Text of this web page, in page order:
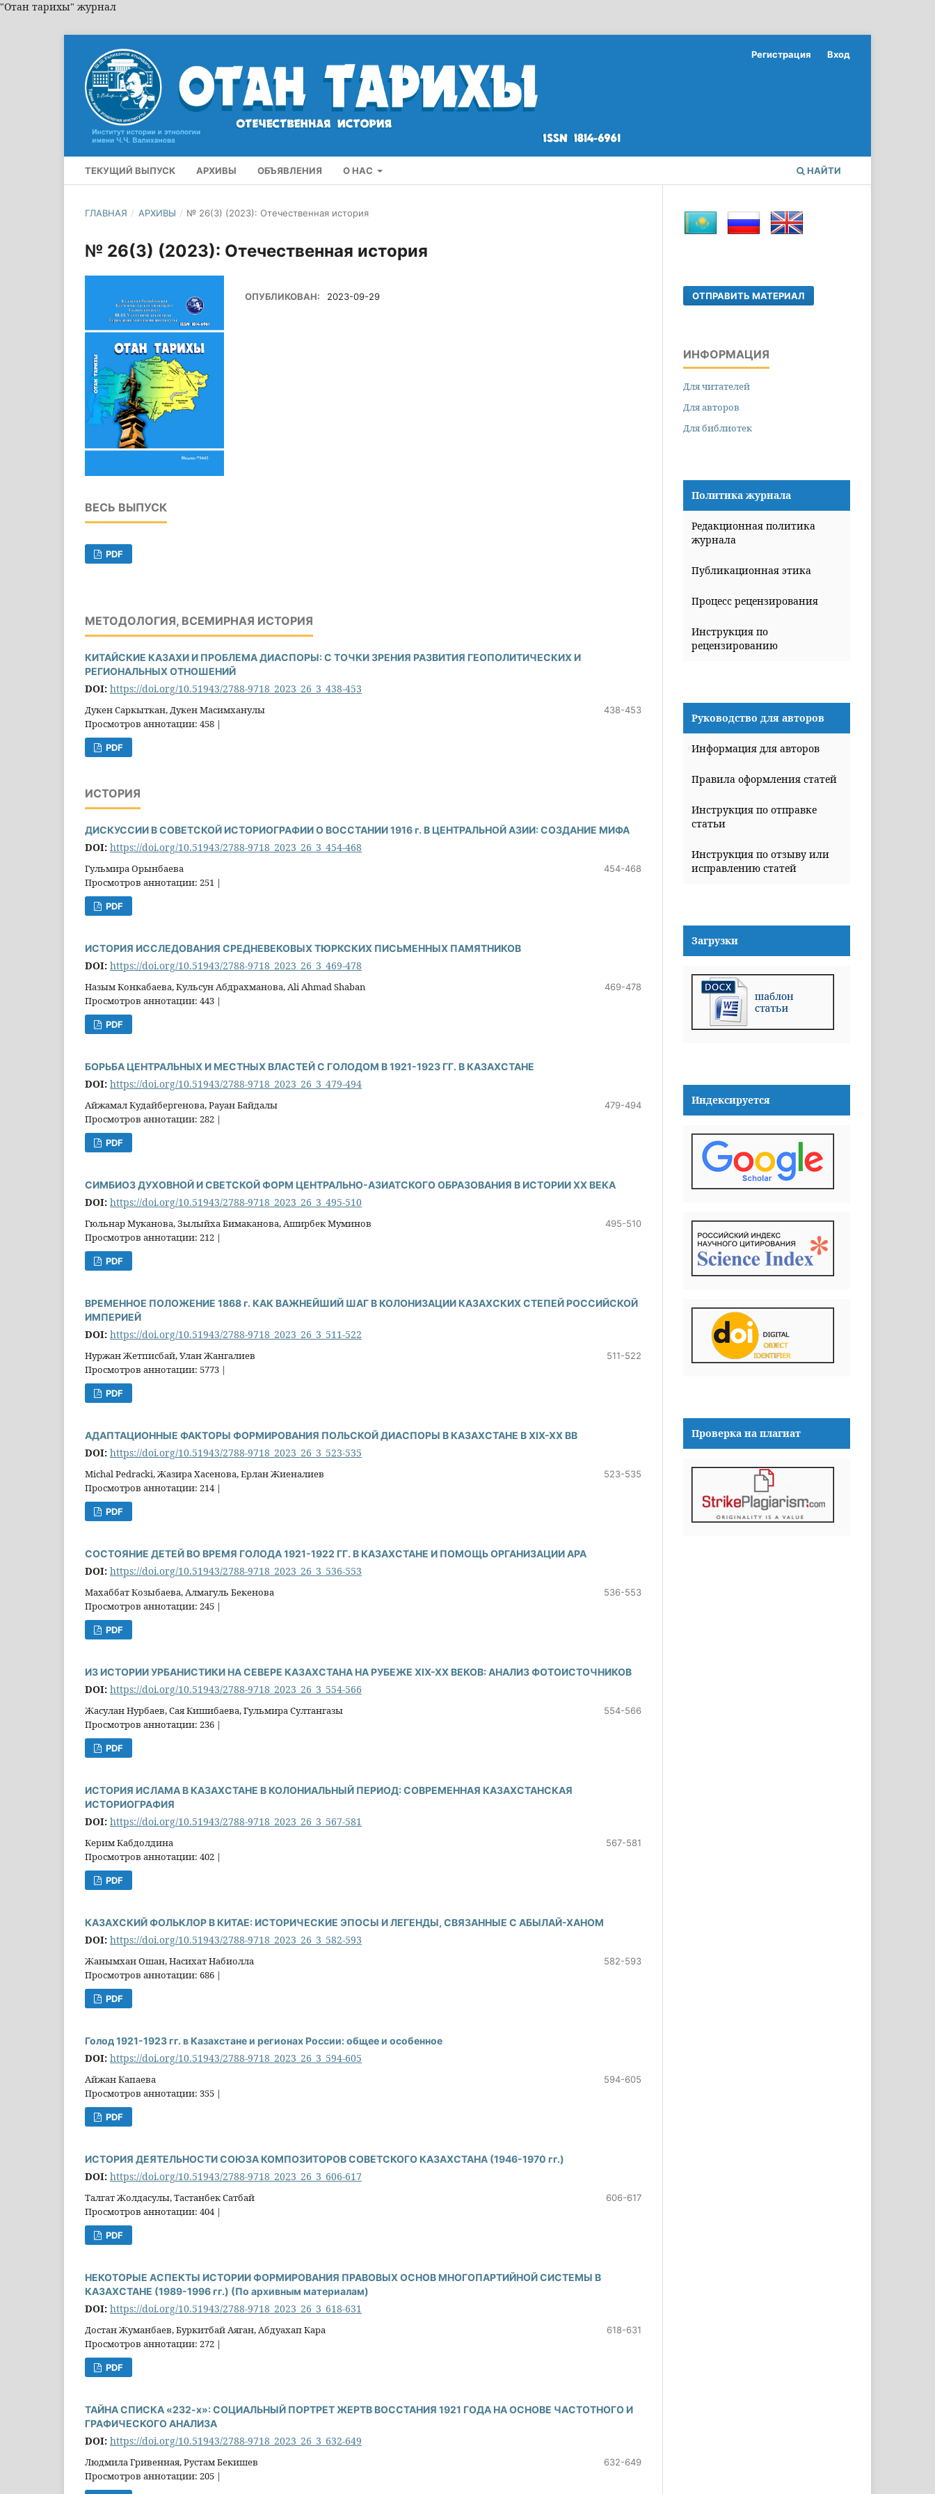
"Отан тарихы" журнал
ТЕКУЩИЙ ВЫПУСК АРХИВЫ ОБЪЯВЛЕНИЯ О НАС НАЙТИ
Регистрация Вход
ГЛАВНАЯ / АРХИВЫ / № 26(3) (2023): Отечественная история
№ 26(3) (2023): Отечественная история
ОПУБЛИКОВАН: 2023-09-29
ВЕСЬ ВЫПУСК
PDF
МЕТОДОЛОГИЯ, ВСЕМИРНАЯ ИСТОРИЯ
КИТАЙСКИЕ КАЗАХИ И ПРОБЛЕМА ДИАСПОРЫ: С ТОЧКИ ЗРЕНИЯ РАЗВИТИЯ ГЕОПОЛИТИЧЕСКИХ И
РЕГИОНАЛЬНЫХ ОТНОШЕНИЙ
DOI: https://doi.org/10.51943/2788-9718_2023_26_3_438-453
Дукен Саркыткан, Дукен Масимханулы 438-453
Просмотров аннотации: 458 |
PDF
ИСТОРИЯ
ДИСКУССИИ В СОВЕТСКОЙ ИСТОРИОГРАФИИ О ВОССТАНИИ 1916 г. В ЦЕНТРАЛЬНОЙ АЗИИ: СОЗДАНИЕ МИФА
DOI: https://doi.org/10.51943/2788-9718_2023_26_3_454-468
Гульмира Орынбаева 454-468
Просмотров аннотации: 251 |
PDF
ИСТОРИЯ ИССЛЕДОВАНИЯ СРЕДНЕВЕКОВЫХ ТЮРКСКИХ ПИСЬМЕННЫХ ПАМЯТНИКОВ
DOI: https://doi.org/10.51943/2788-9718_2023_26_3_469-478
Назым Конкабаева, Кульсун Абдрахманова, Ali Ahmad Shaban 469-478
Просмотров аннотации: 443 |
PDF
БОРЬБА ЦЕНТРАЛЬНЫХ И МЕСТНЫХ ВЛАСТЕЙ С ГОЛОДОМ В 1921-1923 ГГ. В КАЗАХСТАНЕ
DOI: https://doi.org/10.51943/2788-9718_2023_26_3_479-494
Айжамал Кудайбергенова, Рауан Байдалы 479-494
Просмотров аннотации: 282 |
PDF
СИМБИОЗ ДУХОВНОЙ И СВЕТСКОЙ ФОРМ ЦЕНТРАЛЬНО-АЗИАТСКОГО ОБРАЗОВАНИЯ В ИСТОРИИ ХХ ВЕКА
DOI: https://doi.org/10.51943/2788-9718_2023_26_3_495-510
Гюльнар Муканова, Зылыйха Бимаканова, Аширбек Муминов 495-510
Просмотров аннотации: 212 |
PDF
ВРЕМЕННОЕ ПОЛОЖЕНИЕ 1868 г. КАК ВАЖНЕЙШИЙ ШАГ В КОЛОНИЗАЦИИ КАЗАХСКИХ СТЕПЕЙ РОССИЙСКОЙ
ИМПЕРИЕЙ
DOI: https://doi.org/10.51943/2788-9718_2023_26_3_511-522
Нуржан Жетписбай, Улан Жангалиев 511-522
Просмотров аннотации: 5773 |
PDF
АДАПТАЦИОННЫЕ ФАКТОРЫ ФОРМИРОВАНИЯ ПОЛЬСКОЙ ДИАСПОРЫ В КАЗАХСТАНЕ В XIX-XX ВВ
DOI: https://doi.org/10.51943/2788-9718_2023_26_3_523-535
Michal Pedracki, Жазира Хасенова, Ерлан Жиеналиев 523-535
Просмотров аннотации: 214 |
PDF
CОСТОЯНИЕ ДЕТЕЙ ВО ВРЕМЯ ГОЛОДА 1921-1922 ГГ. В КАЗАХСТАНЕ И ПОМОЩЬ ОРГАНИЗАЦИИ АРА
DOI: https://doi.org/10.51943/2788-9718_2023_26_3_536-553
Махаббат Козыбаева, Алмагуль Бекенова 536-553
Просмотров аннотации: 245 |
PDF
ИЗ ИСТОРИИ УРБАНИСТИКИ НА СЕВЕРЕ КАЗАХСТАНА НА РУБЕЖЕ XIX-XX ВЕКОВ: АНАЛИЗ ФОТОИСТОЧНИКОВ
DOI: https://doi.org/10.51943/2788-9718_2023_26_3_554-566
Жасулан Нурбаев, Сая Кишибаева, Гульмира Султангазы 554-566
Просмотров аннотации: 236 |
PDF
ИСТОРИЯ ИСЛАМА В КАЗАХСТАНЕ В КОЛОНИАЛЬНЫЙ ПЕРИОД: СОВРЕМЕННАЯ КАЗАХСТАНСКАЯ
ИСТОРИОГРАФИЯ
DOI: https://doi.org/10.51943/2788-9718_2023_26_3_567-581
Керим Кабдолдина 567-581
Просмотров аннотации: 402 |
PDF
КАЗАХСКИЙ ФОЛЬКЛОР В КИТАЕ: ИСТОРИЧЕСКИЕ ЭПОСЫ И ЛЕГЕНДЫ, СВЯЗАННЫЕ С АБЫЛАЙ-ХАНОМ
DOI: https://doi.org/10.51943/2788-9718_2023_26_3_582-593
Жанымхан Ошан, Насихат Набиолла 582-593
Просмотров аннотации: 686 |
PDF
Голод 1921-1923 гг. в Казахстане и регионах России: общее и особенное
DOI: https://doi.org/10.51943/2788-9718_2023_26_3_594-605
Айжан Капаева 594-605
Просмотров аннотации: 355 |
PDF
ИСТОРИЯ ДЕЯТЕЛЬНОСТИ СОЮЗА КОМПОЗИТОРОВ СОВЕТСКОГО КАЗАХСТАНА (1946-1970 гг.)
DOI: https://doi.org/10.51943/2788-9718_2023_26_3_606-617
Талгат Жолдасулы, Тастанбек Сатбай 606-617
Просмотров аннотации: 404 |
PDF
НЕКОТОРЫЕ АСПЕКТЫ ИСТОРИИ ФОРМИРОВАНИЯ ПРАВОВЫХ ОСНОВ МНОГОПАРТИЙНОЙ СИСТЕМЫ В
КАЗАХСТАНЕ (1989-1996 гг.) (По архивным материалам)
DOI: https://doi.org/10.51943/2788-9718_2023_26_3_618-631
Достан Жуманбаев, Буркитбай Аяган, Абдуахап Кара 618-631
Просмотров аннотации: 272 |
PDF
ТАЙНА СПИСКА «232-х»: СОЦИАЛЬНЫЙ ПОРТРЕТ ЖЕРТВ ВОССТАНИЯ 1921 ГОДА НА ОСНОВЕ ЧАСТОТНОГО И
ГРАФИЧЕСКОГО АНАЛИЗА
DOI: https://doi.org/10.51943/2788-9718_2023_26_3_632-649
Людмила Гривенная, Рустам Бекишев 632-649
Просмотров аннотации: 205 |
ОТПРАВИТЬ МАТЕРИАЛ
ИНФОРМАЦИЯ
Для читателей
Для авторов
Для библиотек
Политика журнала
Редакционная политика
журнала
Публикационная этика
Процесс рецензирования
Инструкция по
рецензированию
Руководство для авторов
Информация для авторов
Правила оформления статей
Инструкция по отправке
статьи
Инструкция по отзыву или
исправлению статей
Загрузки
Индексируется
Проверка на плагиат